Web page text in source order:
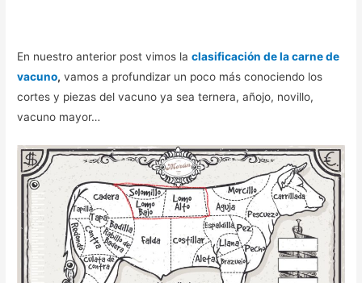
En nuestro anterior post vimos laclasificación de la carne de
vacuno, vamos a profundizar un poco más conociendo los
cortes y piezas del vacuno ya sea ternera, añojo, novillo,
vacuno mayor…